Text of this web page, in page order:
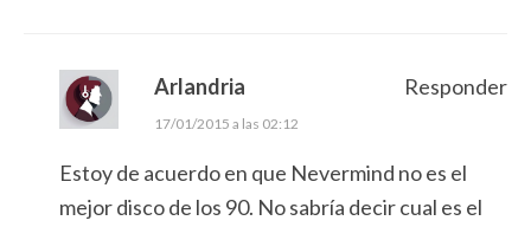
Arlandria
17/01/2015 a las 02:12
Estoy de acuerdo en que Nevermind no es el
mejor disco de los 90. No sabría decir cual es el
Responder